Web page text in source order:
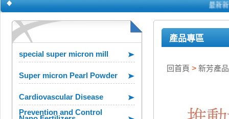
最新新
special super micron mill
Super micron Pearl Powder
Cardiovascular Disease
Prevention and Control
產品專區
回首頁 > 新芳產品